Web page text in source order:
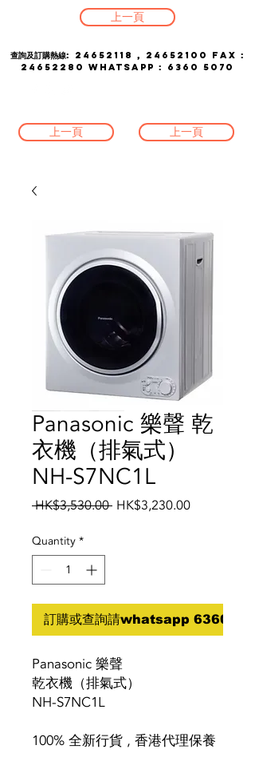
上一頁
查詢及訂購熱線: 24652118 , 24652100
FAX :
24652280 whatsapp : 6360 5070
上一頁 上一頁
Panasonic 樂聲 乾
衣機（排氣式）
NH-S7NC1L
HK$3,530.00 Regular
HK$3,230.00Sale
Quantity *
訂購或查詢請whatsapp 6360
Panasonic 樂聲
乾衣機（排氣式）
NH-S7NC1L
100% 全新行貨 , 香港代理保養